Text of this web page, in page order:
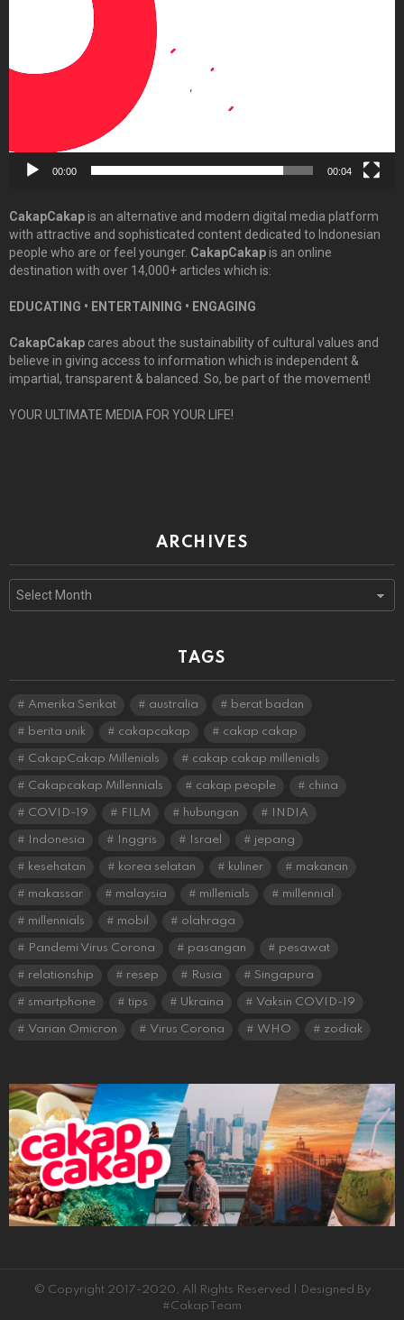
00:00 00:04
CakapCakapis an alternative and modern digital media platform
with attractive and sophisticated content dedicated to Indonesian
people who are or feel younger. CakapCakapis an online
destination with over 14,000+ articles which is:
EDUCATING • ENTERTAINING • ENGAGING
CakapCakap cares about the sustainability of cultural values and
believe in giving access to information which is independent &
impartial, transparent & balanced. So, be part of the movement!
YOUR ULTIMATE MEDIA FOR YOUR LIFE!
ARCHIVES
Archives
TAGS
Amerika Serikat australia berat badan
berita unik cakapcakap cakap cakap
CakapCakap Millenials cakap cakap millenials
Cakapcakap Millennials cakap people china
COVID-19 FILM hubungan INDIA
Indonesia Inggris Israel jepang
kesehatan korea selatan kuliner makanan
makassar malaysia millenials millennial
millennials mobil olahraga
Pandemi Virus Corona pasangan pesawat
relationship resep Rusia Singapura
smartphone tips Ukraina Vaksin COVID-19
Varian Omicron Virus Corona WHO zodiak
© Copyright 2017-2020, All Rights Reserved | Designed By
#CakapTeam